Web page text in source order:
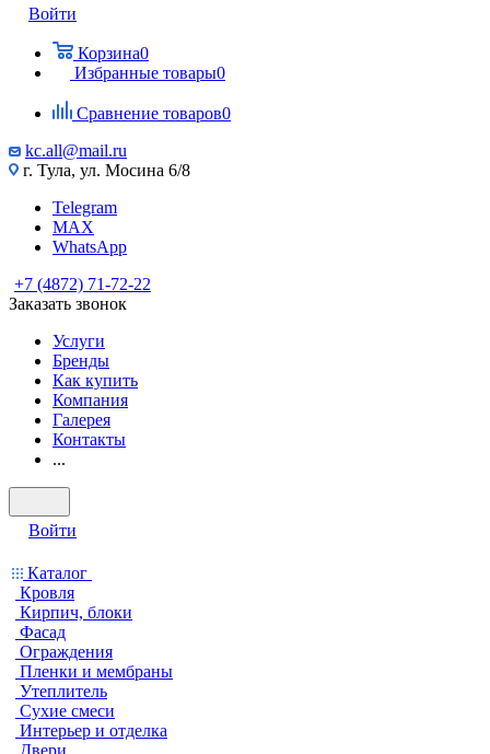
Войти
Корзина0
Избранные товары0
Сравнение товаров0
kc.all@mail.ru
г. Тула, ул. Мосина 6/8
Telegram
MAX
WhatsApp
+7 (4872) 71-72-22
Заказать звонок
Услуги
Бренды
Как купить
Компания
Галерея
Контакты
...
Войти
Каталог
Кровля
Кирпич, блоки
Фасад
Ограждения
Пленки и мембраны
Утеплитель
Сухие смеси
Интерьер и отделка
Двери